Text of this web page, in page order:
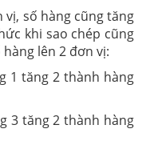
vị, số hàng cũng tăng
khi sao chép cũng
lên 2 đơn vị:
1 tăng 2 thành hàng
3 tăng 2 thành hàng